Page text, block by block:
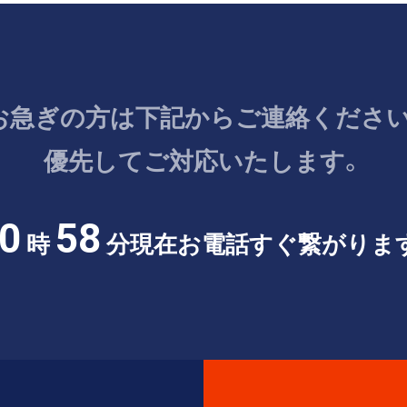
急ぎの方は下記からご連絡ください
優先してご対応いたします。
時58分現在お電話すぐ繋がりま